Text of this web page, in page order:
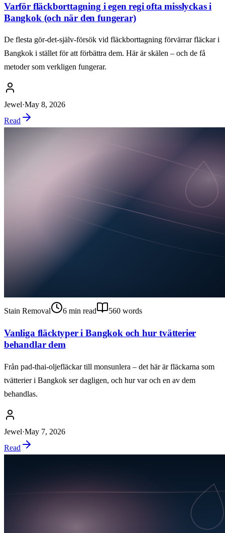
Varför fläckborttagning i egen regi ofta misslyckas i
Bangkok (och när den fungerar)
De flesta gör-det-själv-försök vid fläckborttagning förvärrar fläckar i
Bangkok i stället för att förbättra dem. Här är skälen – och de få
metoder som verkligen fungerar.
Jewel·May 8, 2026
Read
Stain Removal 6 min read 560 words
Vanliga fläcktyper i Bangkok och hur tvätterier
behandlar dem
Från pad-thai-oljefläckar till monsunlera – det här är fläckarna som
tvätterier i Bangkok ser dagligen, och hur var och en av dem
behandlas.
Jewel·May 7, 2026
Read